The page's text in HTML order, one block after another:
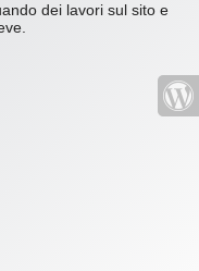
dei lavori sul sito e